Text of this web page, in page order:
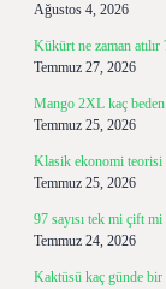
Ağustos 4, 2026
Kükürt ne zaman atılır
Temmuz 27, 2026
Mango 2XL kaç
Temmuz 25, 2026
Klasik ekonomi teorisi
Temmuz 25, 2026
97 sayısı tek mi çift mi
Temmuz 24, 2026
Kaktüsü kaç günde bir